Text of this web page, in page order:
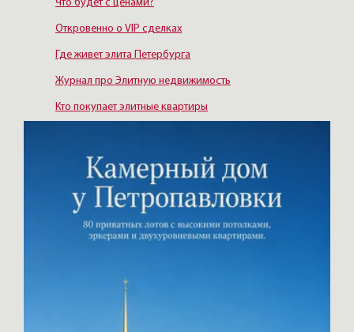
Что будет с ценами?
Откровенно о VIP сделках
Где живет элита Петербурга
Журнал про Элитную недвижимость
Кто покупает элитные квартиры